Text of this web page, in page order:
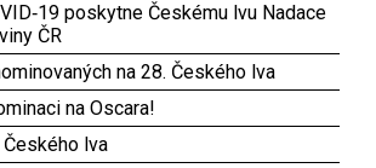
poskytne Českému lvu Nadace
ČR
na 28. Českého lva
na Oscara!
lva